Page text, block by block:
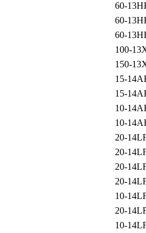
60-
60-
60-
100-
150-
15-
15-
10-
10-
20-
20-
20-
20-
10-
20-
10-